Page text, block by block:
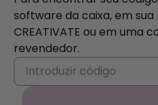
software da caixa, em sua
CREATIVATE ou em uma
revendedor.